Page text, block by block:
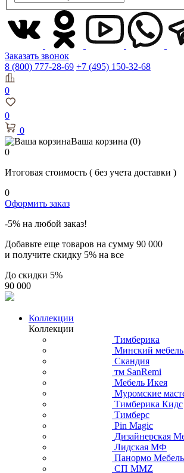
Заказать звонок
8 (800) 777-28-69 +7 (495) 150-32-68
0
0
0
Ваша корзина (0)
0
Итоговая стоимость ( без учета доставки )
0
Оформить заказ
-5% на любой заказ!
Добавьте еще товаров на сумму 90 000
и получите скидку 5% на все
До скидки 5%
90 000
Коллекции
Коллекции
Тимберика
Минский
Скандия
тм SanRemi
Мебель Икея
Муромские
Тимберика Кидс
Тимберс
Pin Magic
Дизайнерская
Лидская МФ
Панормо Мебель
СП ММZ